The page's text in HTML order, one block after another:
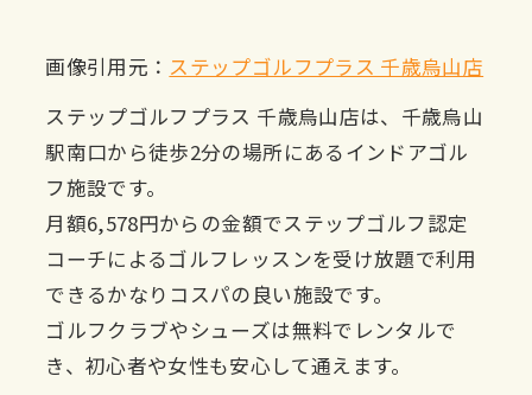
画像引用元： ステップゴルフプラス 千歳烏山店
ステップゴルフプラス 千歳烏山店は、千歳烏山
駅南口から徒歩2分の場所にあるインドアゴル
フ施設です。
月額6,578円からの金額でステップゴルフ認定
コーチによるゴルフレッスンを受け放題で利用
できるかなりコスパの良い施設です。
ゴルフクラブやシューズは無料でレンタルで
き、初心者や女性も安心して通えます。